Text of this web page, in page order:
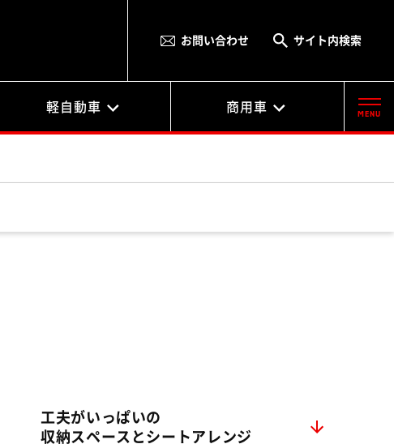
お問い合わせ サイト内検索
軽自動車 商用車 MENU
工夫がいっぱいの
収納スペースとシートアレンジ